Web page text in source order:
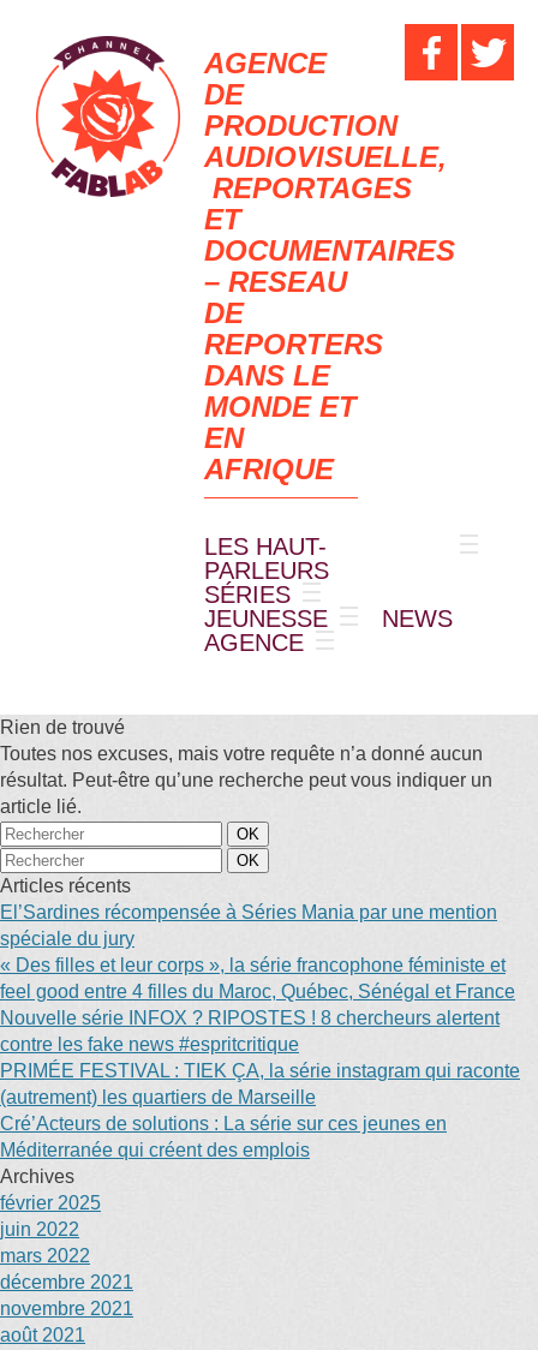
AGENCE
DE
PRODUCTION
AUDIOVISUELLE,
REPORTAGES
ET
DOCUMENTAIRES
– RESEAU
DE
REPORTERS
DANS LE
MONDE ET
EN
AFRIQUE
LES HAUT-
PARLEURS
SÉRIES
JEUNESSE
NEWS
AGENCE
Rien de trouvé
Toutes nos excuses, mais votre requête n’a donné aucun
résultat. Peut-être qu’une recherche peut vous indiquer un
article lié.
Articles récents
El’Sardines récompensée à Séries Mania par une mention
spéciale du jury
« Des filles et leur corps », la série francophone féministe et
feel good entre 4 filles du Maroc, Québec, Sénégal et France
Nouvelle série INFOX ? RIPOSTES ! 8 chercheurs alertent
contre les fake news #espritcritique
PRIMÉE FESTIVAL : TIEK ÇA, la série instagram qui raconte
(autrement) les quartiers de Marseille
Cré’Acteurs de solutions : La série sur ces jeunes en
Méditerranée qui créent des emplois
Archives
février 2025
juin 2022
mars 2022
décembre 2021
novembre 2021
août 2021